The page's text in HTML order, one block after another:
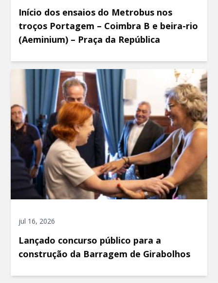
Início dos ensaios do Metrobus nos
troços Portagem – Coimbra B e beira-rio
(Aeminium) – Praça da República
jul 16, 2026
Lançado concurso público para a
construção da Barragem de Girabolhos